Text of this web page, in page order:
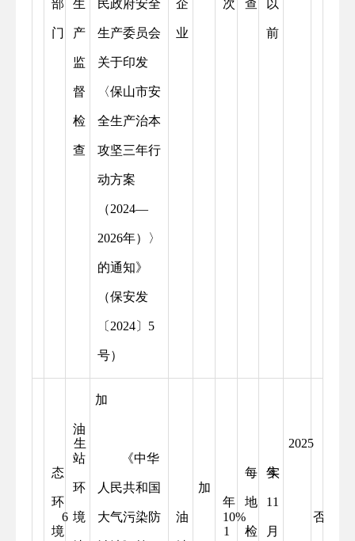
部
门
生
产
监
督
检
查
民政府安全
生产委员会
关于印发
〈保山市安
全生产治本
攻坚三年行
动方案
（2024—
2026年）〉
的通知》
（保安发
〔2024〕5
号）
企
业
次 查 以
前
6
生
态
环
境
加
油
站
环
境
《中华
人民共和国
大气污染防
加
油 10%
每
年
1
实
地
检
2025
年
11
月
否